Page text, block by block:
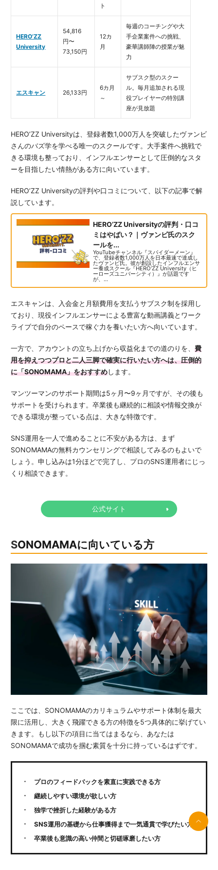
ト
HERO’ZZ
University
54,816
円〜
73,150円
12カ
月
毎週のコーチングや大
手企業案件への挑戦、
豪華講師陣の授業が魅
力
エスキャン 26,133円
6カ月
～
サブスク型のスクー
ル。毎月追加される現
役プレイヤーの特別講
座が見放題
HERO’ZZ Universityは、登録者数1,000万人を突破したヴァンビ
さんのバズ学を学べる唯一のスクールです。大手案件へ挑戦で
きる環境も整っており、インフルエンサーとして圧倒的なスタ
ーを目指したい情熱がある方に向いています。
HERO’ZZ Universityの評判や口コミについて、以下の記事で解
説しています。
HERO’ZZ Universityの評判・口コ
ミはやばい？｜ヴァンビ氏のスク
ールを...
YouTubeチャンネル『スパイダーメーン』
で、登録者数1,000万人を日本最速で達成し
たヴァンビ氏。彼が創設したインフルエンサ
ー養成スクール『HERO’ZZ University（ヒ
ーローズユニバーシティ）』が話題です
が、...
エスキャンは、入会金と月額費用を支払うサブスク制を採用し
ており、現役インフルエンサーによる豊富な動画講義とワーク
ライブで自分のペースで稼ぐ力を養いたい方へ向いています。
一方で、アカウントの立ち上げから収益化までの道のりを、費
用を抑えつつプロと二人三脚で確実に行いたい方へは、圧倒的
に「SONOMAMA」をおすすめします。
マンツーマンのサポート期間は5ヶ月〜9ヶ月ですが、その後も
サポートを受けられます。卒業後も継続的に相談や情報交換が
できる環境が整っている点は、大きな特徴です。
SNS運用を一人で進めることに不安がある方は、まず
SONOMAMAの無料カウンセリングで相談してみるのもよいで
しょう。申し込みは1分ほどで完了し、プロのSNS運用者にじっ
くり相談できます。
公式サイト
SONOMAMAに向いている方
ここでは、SONOMAMAのカリキュラムやサポート体制を最大
限に活用し、大きく飛躍できる方の特徴を5つ具体的に挙げてい
きます。もし以下の項目に当てはまるなら、あなたは
SONOMAMAで成功を掴む素質を十分に持っているはずです。
プロのフィードバックを素直に実践できる方
継続しやすい環境が欲しい方
独学で挫折した経験がある方
SNS運用の基礎から仕事獲得まで一気通貫で学びたい方
卒業後も意識の高い仲間と切磋琢磨したい方